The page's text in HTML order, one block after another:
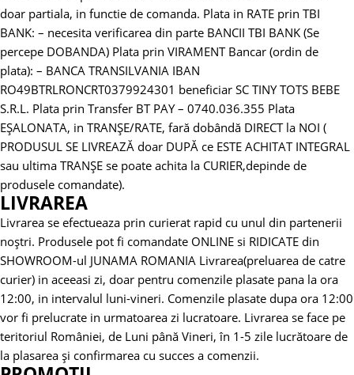
doar partiala, in functie de comanda. Plata in RATE prin TBI
BANK: – necesita verificarea din parte BANCII TBI BANK (Se
percepe DOBANDA) Plata prin VIRAMENT Bancar (ordin de
plata): – BANCA TRANSILVANIA IBAN
RO49BTRLRONCRT0379924301 beneficiar SC TINY TOTS BEBE
S.R.L. Plata prin Transfer BT PAY – 0740.036.355 Plata
EȘALONATA, in TRANȘE/RATE, fară dobândă DIRECT la NOI (
PRODUSUL SE LIVREAZĂ doar DUPĂ ce ESTE ACHITAT INTEGRAL
sau ultima TRANȘE se poate achita la CURIER,depinde de
produsele comandate).
LIVRAREA
Livrarea se efectueaza prin curierat rapid cu unul din partenerii
noștri. Produsele pot fi comandate ONLINE si RIDICATE din
SHOWROOM-ul JUNAMA ROMANIA Livrarea(preluarea de catre
curier) in aceeasi zi, doar pentru comenzile plasate pana la ora
12:00, in intervalul luni-vineri. Comenzile plasate dupa ora 12:00
vor fi prelucrate in urmatoarea zi lucratoare. Livrarea se face pe
teritoriul României, de Luni până Vineri, în 1-5 zile lucrătoare de
la plasarea și confirmarea cu succes a comenzii.